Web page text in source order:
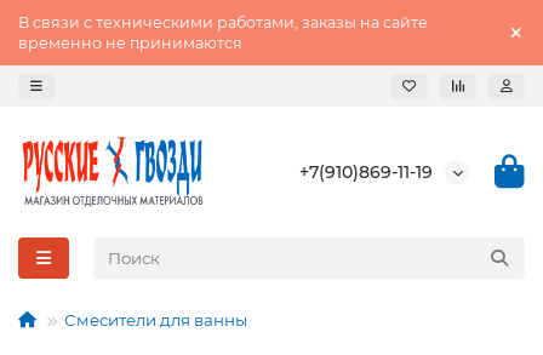
В связи с техническими работами, заказы на сайте
временно не принимаются
+7(910)869-11-19
Смесители для ванны